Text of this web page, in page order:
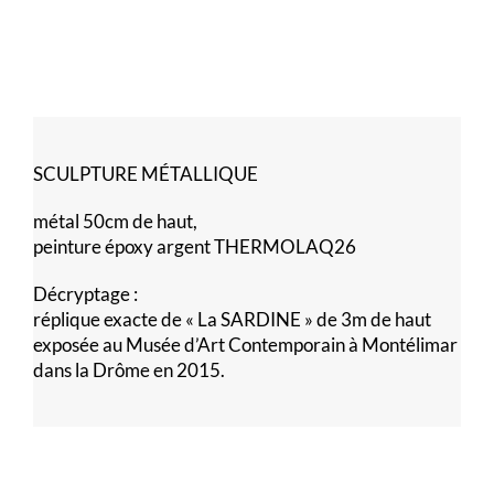
SCULPTURE MÉTALLIQUE
métal 50cm de haut,
peinture époxy argent THERMOLAQ26
Décryptage :
réplique exacte de « La SARDINE » de 3m de haut
exposée au Musée d’Art Contemporain à Montélimar
dans la Drôme en 2015.